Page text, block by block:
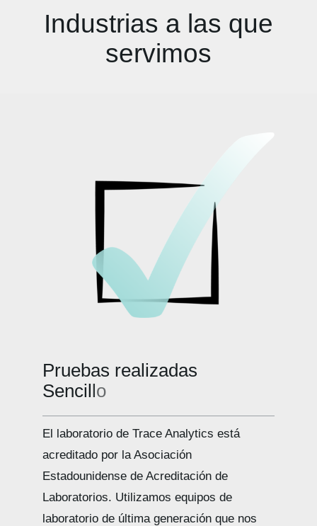
Industrias a las que
servimos
Pruebas realizadas
El laboratorio de Trace Analytics está
acreditado por la Asociación
Estadounidense de Acreditación de
Laboratorios. Utilizamos equipos de
laboratorio de última generación que nos